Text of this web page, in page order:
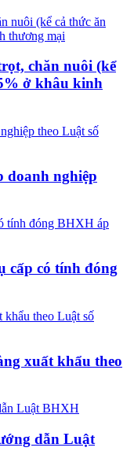
chăn nuôi (kể
ở khâu kinh
doanh nghiệp
cấp có tính đóng
xuất khẩu theo
dẫn Luật